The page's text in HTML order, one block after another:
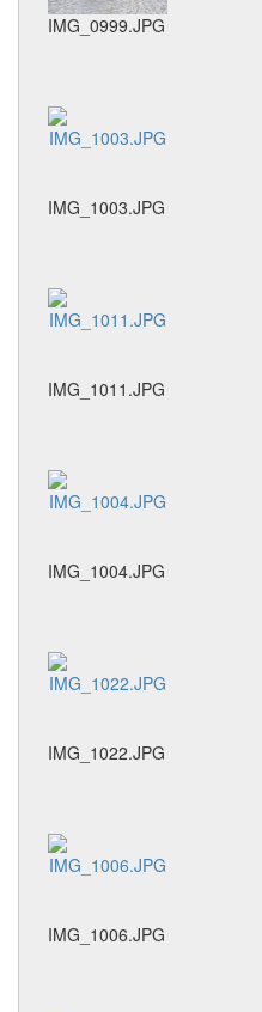
IMG_0999.JPG
IMG_1003.JPG
IMG_1011.JPG
IMG_1004.JPG
IMG_1022.JPG
IMG_1006.JPG